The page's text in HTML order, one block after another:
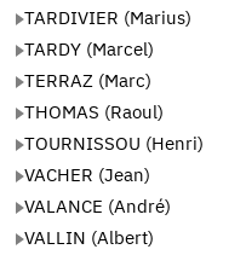
TARDIVIER (Marius)
TARDY (Marcel)
TERRAZ (Marc)
THOMAS (Raoul)
TOURNISSOU (Henri)
VACHER (Jean)
VALANCE (André)
VALLIN (Albert)